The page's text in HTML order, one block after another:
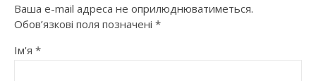
Ваша e-mail адреса не оприлюднюватиметься.
Обов’язкові поля позначені *
Ім'я *